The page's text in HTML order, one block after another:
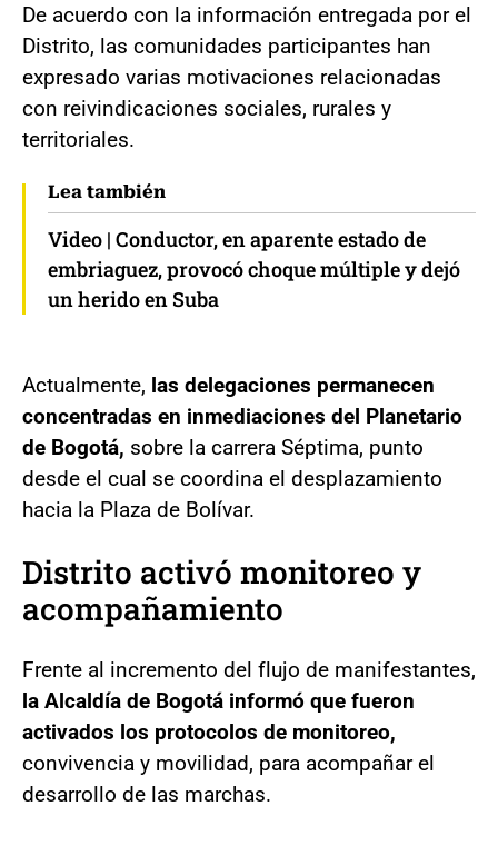
De acuerdo con la información entregada por el
Distrito, las comunidades participantes han
expresado varias motivaciones relacionadas
con reivindicaciones sociales, rurales y
territoriales.
Lea también
Video | Conductor, en aparente estado de
embriaguez, provocó choque múltiple y dejó
un herido en Suba
Actualmente, las delegaciones permanecen
concentradas en inmediaciones del Planetario
de Bogotá, sobre la carrera Séptima, punto
desde el cual se coordina el desplazamiento
hacia la Plaza de Bolívar.
Distrito activó monitoreo y
acompañamiento
Frente al incremento del flujo de manifestantes,
la Alcaldía de Bogotá informó que fueron
activados los protocolos de monitoreo,
convivencia y movilidad, para acompañar el
desarrollo de las marchas.